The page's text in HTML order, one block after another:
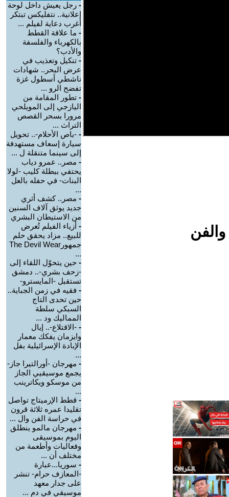
- رجل يعيش داخل لوحة
إعلانية.. نتفليكس تبتكر
أغرب دعاية لفيلم ...
- ما علاقة القطط
بالكهرباء والفلسفة
والأدب؟
- تنكيل وتعذيب في
عرض البحر.. شهادات
ناشطي أسطول غزة
تفضح الرو ...
- تطور المقامة من
اليازجي إلى المويلحي
مرورا بسحر القصص
التراث ...
- -باص الأحلام-.. تحويل
سيارة إسعاف مستهدفة
إلى سينما متنقلة ل ...
- مصر.. عمرو دياب
يحتفي ببطلة كليب -لولا
البنات- في حفله بالعل
...
- مصر.. كشف أثري
جديد يوثق آلاف السنين
من الاستيطان البشري
- أزياء الفيلم تُعرض
للبيع.. مزاد يحقق حلم
جمهورThe Devil Wear
...
- حين يتحوّل اللقاء إلى
-زحف بشري-.. دمشق
تستقبل -المايسترو-
- فقيه في زمن الجباية..
حين تحدى التاج
السبكي سلطة
المماليك ود ...
- -الاقتلاع-.. إيال
وايزمان يفكك معمار
الإبادة الإسرائيلية بفل
...
- مهرجان -أورالتيرا جاز-
يجمع موسيقيي الجاز
من موسكو ويكاترينب
...
- قطط الإرميتاج تواصل
تقليدا عمره ثلاثة قرون
في حراسة الفن وال ...
- مهرجان مالمو ينطلق
اليوم بموسيقى
وفعاليات وأطعمة من
مختلف أن ...
- سوريا...عبارة
-المعازف حرام- تنشر
على جدار معهد
موسيقي في دم ...